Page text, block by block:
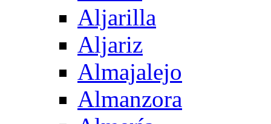
Aljarilla
Aljariz
Almajalejo
Almanzora